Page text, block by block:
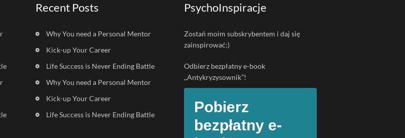
Recent Posts
Why You need a Personal Mentor
Kick-up Your Career
Life Success is Never Ending Battle
Why You need a Personal Mentor
Kick-up Your Career
Life Success is Never Ending Battle
PsychoInspiracje
Zostań moim subskrybentem i daj się
zainspirować:)
Odbierz bezpłatny e-book
,,Antykryzysownik”!
Pobierz
bezpłatny e-